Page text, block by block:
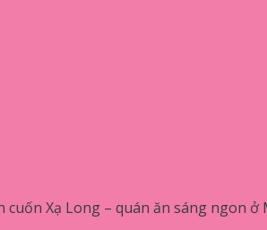
cuốn Xạ Long – quán ăn sáng ngon